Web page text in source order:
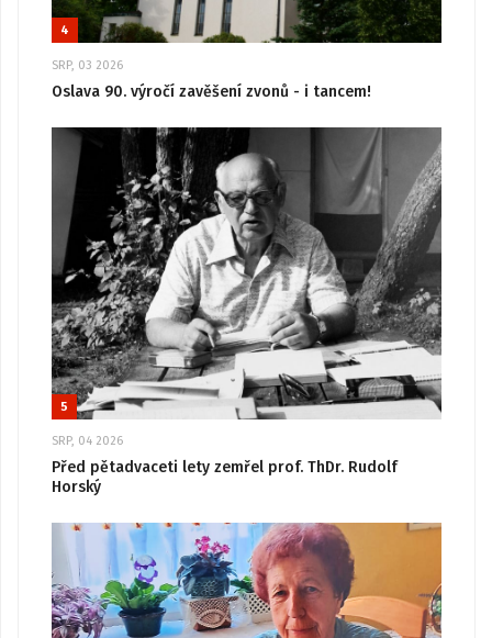
4
SRP, 03 2026
Oslava 90. výročí zavěšení zvonů - i tancem!
5
SRP, 04 2026
Před pětadvaceti lety zemřel prof. ThDr. Rudolf
Horský